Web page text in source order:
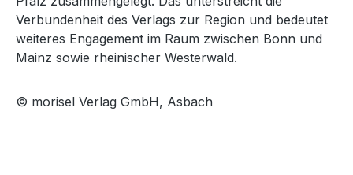
Verbundenheit des Verlags zur Region und bedeutet
weiteres Engagement im Raum zwischen Bonn und
Mainz sowie rheinischer Westerwald.
© morisel Verlag GmbH, Asbach